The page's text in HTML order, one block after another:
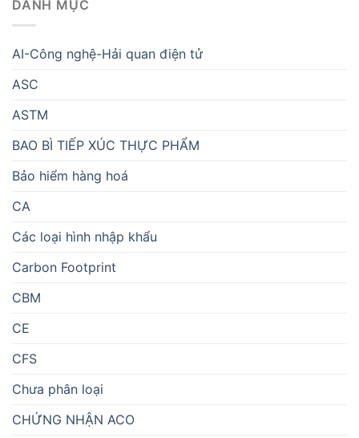
DANH MỤC
AI-Công nghệ-Hải quan điện tử
ASC
ASTM
BAO BÌ TIẾP XÚC THỰC PHẨM
Bảo hiểm hàng hoá
CA
Các loại hình nhập khẩu
Carbon Footprint
CBM
CE
CFS
Chưa phân loại
CHỨNG NHẬN ACO